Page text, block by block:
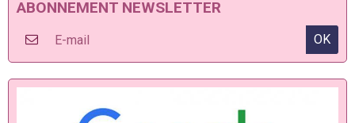
ABONNEMENT NEWSLETTER
OK